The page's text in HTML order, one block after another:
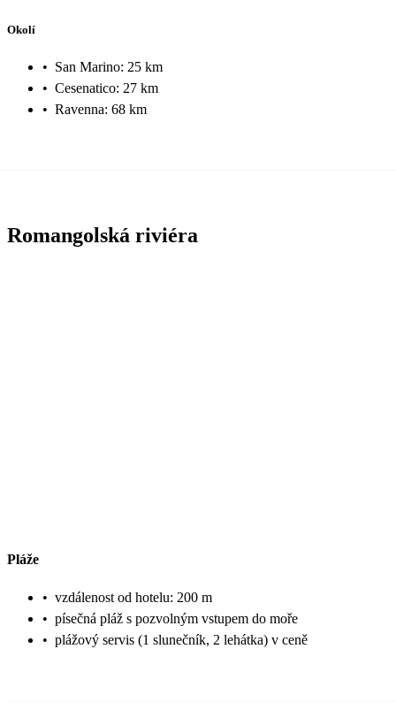
Okolí
• San Marino: 25 km
• Cesenatico: 27 km
• Ravenna: 68 km
Romangolská riviéra
Pláže
• vzdálenost od hotelu: 200 m
• písečná pláž s pozvolným vstupem do moře
• plážový servis (1 slunečník, 2 lehátka) v ceně